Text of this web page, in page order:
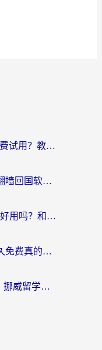
海外党必看：gecko加速器免费试用？教你选对回国加速器，无缝刷国内剧玩游戏
海外党必看：如何选对电脑翻墙回国软件，轻松解锁国内资源？
海外党纠结？快帆TV版VPN好用吗？和扇贝手游VPN对比哪个回国效果更好？
海外党必看：免费加速器永久免费真的存在吗？教你选对回国加速器无缝刷国内资源
ChickCN和夏时国际好用吗？挪威留学生亲测3款回国加速器，附穿梭和加速喵对比指南